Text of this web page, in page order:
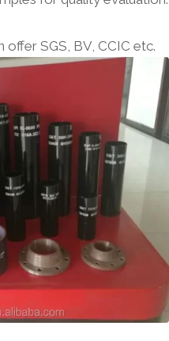
offer SGS, BV, CCIC etc.